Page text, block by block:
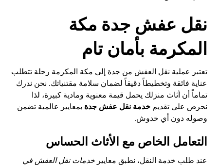
نقل عفش جدة مكة
المكرمة بأمان تام
تعتبر عملية نقل العفش من جدة إلى مكة المكرمة رحلة تتطلب
عناية فائقة وتخطيطاً دقيقاً لضمان سلامة مقتنياتك. نحن ندرك
تماماً أن أثاث منزلك يحمل قيمة معنوية ومادية كبيرة، لذا
نحرص على تقديمخدمة نقل عفش جدة بمعايير عالمية تضمن
وصوله دون أي خدوش.
التعامل الخاص مع الأثاث الحساس
عند طلب خدمة النقل، نطبق معاييرخدمات نقل العفش في